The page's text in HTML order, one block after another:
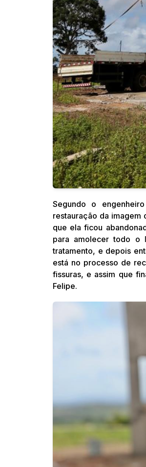
Segundo o
restauração da
que ela ficou
para amolecer todo o
tratamento, e depois
está no processo de
fissuras, e assim que
Felipe.